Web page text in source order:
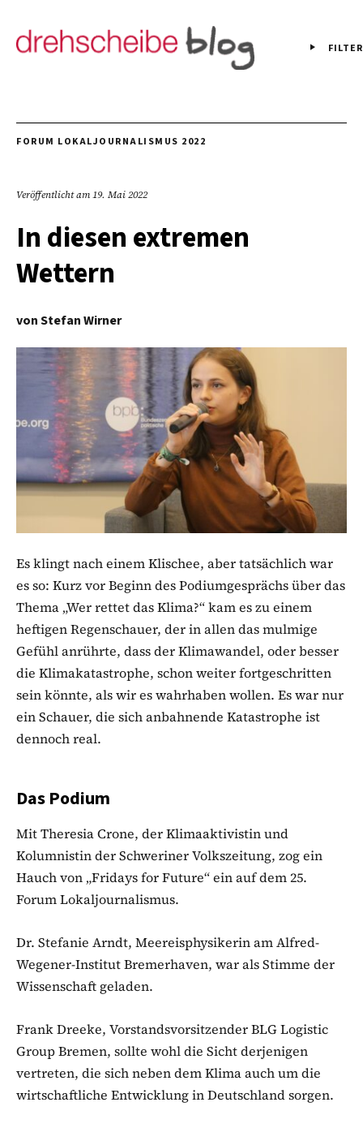
FILTER
FORUM LOKALJOURNALISMUS 2022
Veröffentlicht am19. Mai 2022
In diesen extremen
Wettern
vonStefan Wirner
Es klingt nach einem Klischee, aber tatsächlich war
es so: Kurz vor Beginn des Podiumgesprächs über das
Thema „Wer rettet das Klima?“ kam es zu einem
heftigen Regenschauer, der in allen das mulmige
Gefühl anrührte, dass der Klimawandel, oder besser
die Klimakatastrophe, schon weiter fortgeschritten
sein könnte, als wir es wahrhaben wollen. Es war nur
ein Schauer, die sich anbahnende Katastrophe ist
dennoch real.
Das Podium
Mit Theresia Crone, der Klimaaktivistin und
Kolumnistin der Schweriner Volkszeitung, zog ein
Hauch von „Fridays for Future“ ein auf dem 25.
Forum Lokaljournalismus.
Dr. Stefanie Arndt, Meereisphysikerin am Alfred-
Wegener-Institut Bremerhaven, war als Stimme der
Wissenschaft geladen.
Frank Dreeke, Vorstandsvorsitzender BLG Logistic
Group Bremen, sollte wohl die Sicht derjenigen
vertreten, die sich neben dem Klima auch um die
wirtschaftliche Entwicklung in Deutschland sorgen.